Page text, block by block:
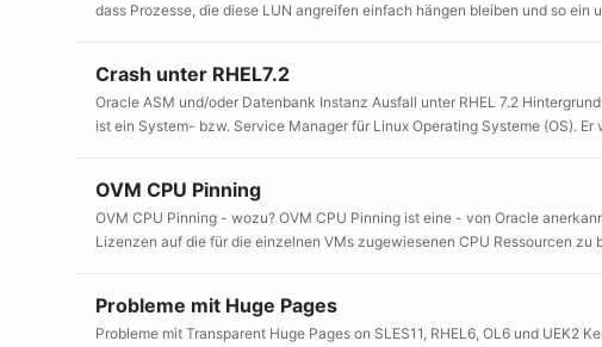
dass Prozesse, die diese LUN angreifen einfach hängen bleiben und so ein
Crash unter RHEL7.2
Oracle ASM und/oder Datenbank Instanz Ausfall unter RHEL 7.2
ist ein System- bzw. Service Manager für Linux Operating Systeme (OS). Er
OVM CPU Pinning
OVM CPU Pinning - wozu? OVM CPU Pinning ist eine - von Oracle
Lizenzen auf die für die einzelnen VMs zugewiesenen CPU Ressourcen zu
Probleme mit Huge Pages
Probleme mit Transparent Huge Pages on SLES11, RHEL6, OL6 und UEK2